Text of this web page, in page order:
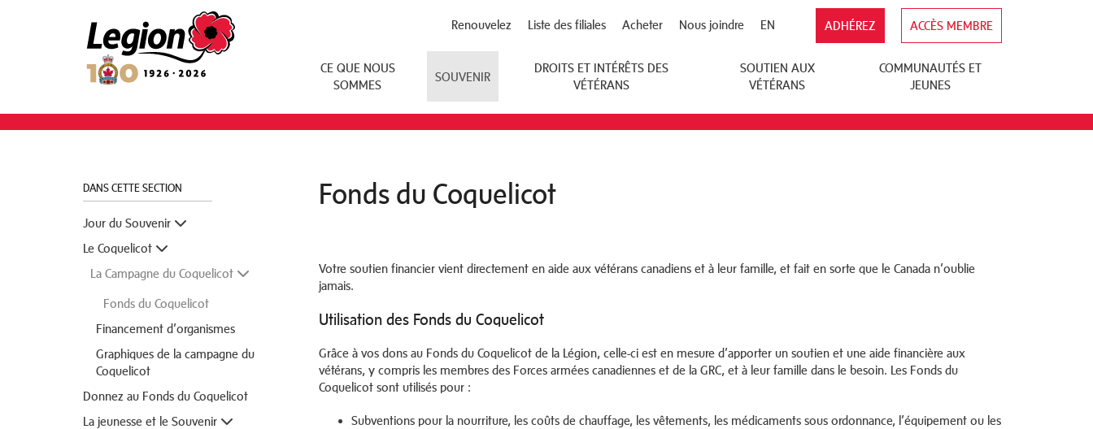
Royal Canadian Legion
ADHÉREZ ACCÈS MEMBRE
EN
Renouvelez Liste des filiales Acheter Nous joindre
CE QUE NOUS
SOMMES
SOUVENIR
DROITS ET INTÉRÊTS DES
VÉTÉRANS
SOUTIEN AUX
VÉTÉRANS
COMMUNAUTÉS ET
JEUNES
DANS CETTE SECTION
Jour du Souvenir
Le Coquelicot
La Campagne du Coquelicot
Fonds du Coquelicot
Financement d’organismes
Graphiques de la campagne du
Coquelicot
Donnez au Fonds du Coquelicot
La jeunesse et le Souvenir
Fonds du Coquelicot
Votre soutien financier vient directement en aide aux vétérans canadiens et à leur famille, et fait en sorte que le Canada n’oublie
jamais.
Utilisation des Fonds du Coquelicot
Grâce à vos dons au Fonds du Coquelicot de la Légion, celle-ci est en mesure d’apporter un soutien et une aide financière aux
vétérans, y compris les membres des Forces armées canadiennes et de la GRC, et à leur famille dans le besoin. Les Fonds du
Coquelicot sont utilisés pour :
Subventions pour la nourriture, les coûts de chauffage, les vêtements, les médicaments sous ordonnance, l’équipement ou les